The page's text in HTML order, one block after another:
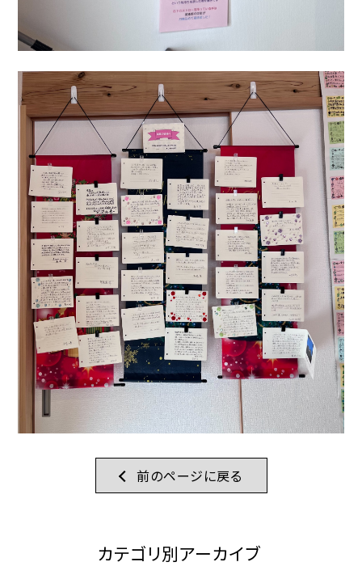
前のページに戻る
カテゴリ別アーカイブ